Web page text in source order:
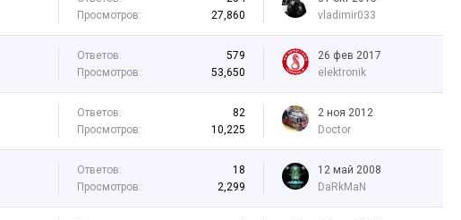
Просмотров:
27,860
vladimir033
Ответов:
579
Просмотров:
53,650
26 фев 2017
elektronik
Ответов:
82
Просмотров:
10,225
2 ноя 2012
Doctor
Ответов:
18
Просмотров:
2,299
12 май 2008
DaRkMaN